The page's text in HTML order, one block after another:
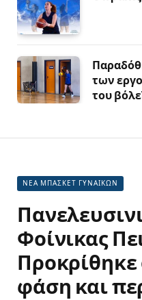
των
του
ΝΕΑ ΜΠΑΣΚΕΤ ΓΥΝΑΙΚΩΝ
Φοίνικας
φάση και